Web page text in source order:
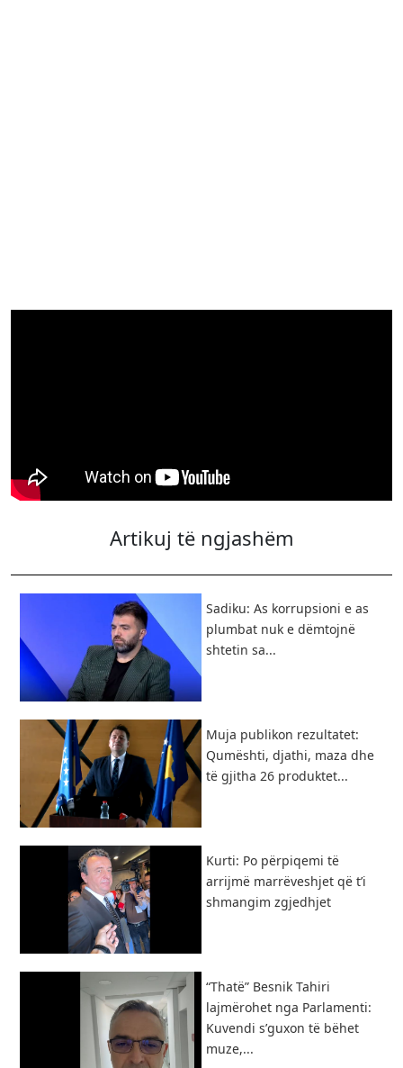
Artikuj të ngjashëm
Sadiku: As korrupsioni e as
plumbat nuk e dëmtojnë
shtetin sa...
Muja publikon rezultatet:
Qumështi, djathi, maza dhe
të gjitha 26 produktet...
Kurti: Po përpiqemi të
arrijmë marrëveshjet që t’i
shmangim zgjedhjet
“Thatë” Besnik Tahiri
lajmërohet nga Parlamenti:
Kuvendi s’guxon të bëhet
muze,...